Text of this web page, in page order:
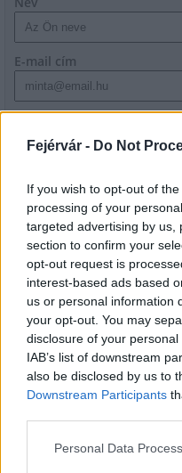
Fejérvár - Do Not
If you wish to opt-out of
processing of your
targeted advertising by us,
section to confirm your
opt-out request is
interest-based ads based
us or personal information
your opt-out. You may
disclosure of your
IAB’s list of downstream
also be disclosed by us to
Downstream Participants
Please note that this
Personal Data
E-mail cím
szabályzatot!
LEGFRISSEBB
Paks II.:
Helyi hírek
Amire